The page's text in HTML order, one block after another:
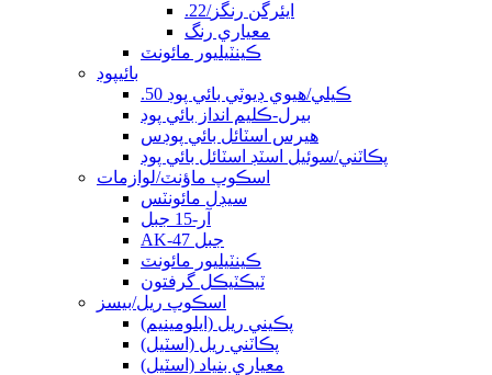
.22/ايئرگن رنگز
معياري رنگ
ڪينٽيليور مائونٽ
بائيپوڊ
.50 ڪيلي/هيوي ڊيوٽي بائي پوڊ
بيرل-ڪلیم انداز بائي پوڊ
هيرس اسٽائل بائي پوڊس
پڪاٽني/سوئيل اسٽڊ اسٽائل بائي پوڊ
اسڪوپ ماؤنٽ/لوازمات
سيڊل مائونٽس
آر-15 جبل
AK-47 جبل
ڪينٽيليور مائونٽ
ٽيڪٽيڪل گرفتون
اسڪوپ ريل/بيسز
پڪيني ريل (ايلومينيم)
پڪاٽني ريل (اسٽيل)
معياري بنياد (اسٽيل)